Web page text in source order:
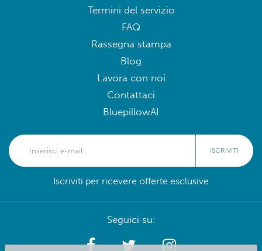
Termini del servizio
FAQ
Rassegna stampa
Blog
Lavora con noi
Contattaci
BluepillowAI
ISCRIVITI
Iscriviti per ricevere offerte esclusive
Seguici su: